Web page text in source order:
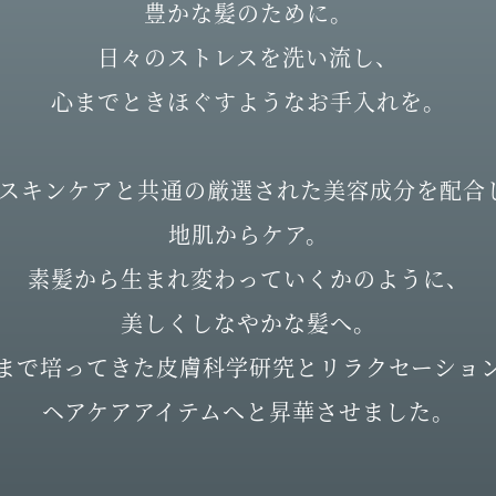
豊かな髪のために。
日々のストレスを洗い流し、
心までときほぐすようなお手入れを。
キンケアと共通の厳選された美容成分を配合
地肌からケア。
素髪から生まれ変わっていくかのように、
美しくしなやかな髪へ。
で培ってきた皮膚科学研究とリラクセーション
ヘアケアアイテムへと昇華させました。